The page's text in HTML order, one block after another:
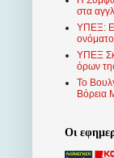
στα
ΥΠΕΞ:
ΥΠΕΞ
όρων
Το
Βόρεια
Οι